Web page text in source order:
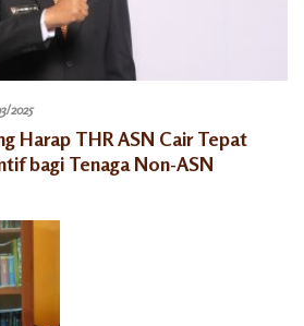
2025
Harap THR ASN Cair Tepat
bagi Tenaga Non-ASN